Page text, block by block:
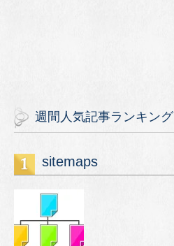
週間人気記事ランキング
sitemaps